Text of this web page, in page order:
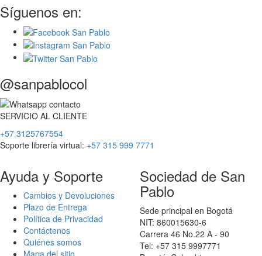
Síguenos en:
@sanpablocol
SERVICIO AL CLIENTE
+57 3125767554
Soporte librería virtual: +57 315 999 7771
Ayuda y Soporte
Cambios y Devoluciones
Plazo de Entrega
Política de Privacidad
Contáctenos
Quiénes somos
Sociedad de San
Pablo
Sede principal en Bogotá
NIT: 860015630-6
Carrera 46 No.22 A - 90
Tel: +57 315 9997771